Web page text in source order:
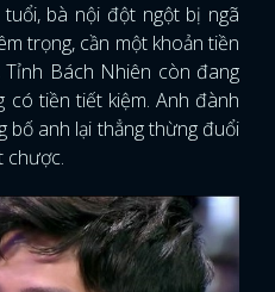
bà nội đột ngột bị ngã
trọng, cần một khoản tiền
Bách Nhiên còn đang
tiền tiết kiệm. Anh đành
bố anh lại thẳng thừng đuổi
chược.